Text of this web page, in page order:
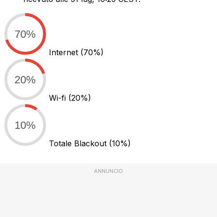
70%
Internet (70%)
20%
Wi-fi (20%)
10%
Totale Blackout (10%)
ANNUNCIO